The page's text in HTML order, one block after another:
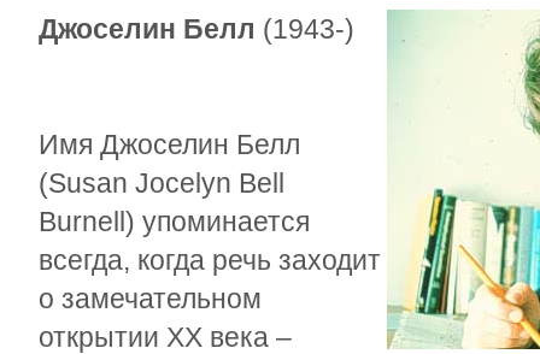
Джоселин Белл (1943-)
Имя Джоселин Белл
(Susan Jocelyn Bell
Burnell) упоминается
всегда, когда речь заходит
о замечательном
открытии ХХ века –